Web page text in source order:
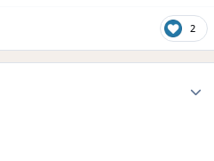
2